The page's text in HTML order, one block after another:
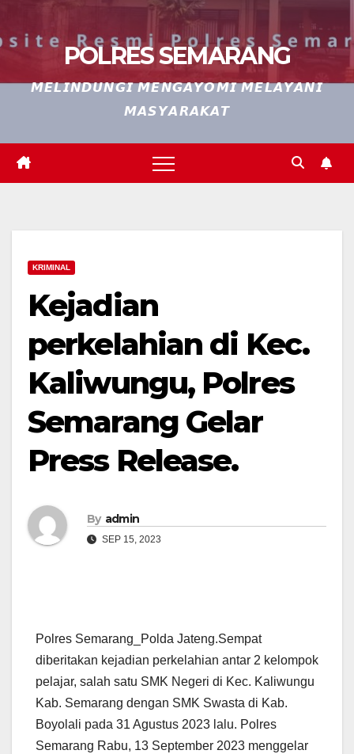
POLRES SEMARANG
𝙈𝙀𝙇𝙄𝙉𝘿𝙐𝙉𝙂𝙄 𝙈𝙀𝙉𝙂𝘼𝙔𝙊𝙈𝙄 𝙈𝙀𝙇𝘼𝙔𝘼𝙉𝙄
𝙈𝘼𝙎𝙔𝘼𝙍𝘼𝙆𝘼𝙏
KRIMINAL
Kejadian
perkelahian di Kec.
Kaliwungu, Polres
Semarang Gelar
Press Release.
By admin
SEP 15, 2023
Polres Semarang_Polda Jateng.Sempat
diberitakan kejadian perkelahian antar 2 kelompok
pelajar, salah satu SMK Negeri di Kec. Kaliwungu
Kab. Semarang dengan SMK Swasta di Kab.
Boyolali pada 31 Agustus 2023 lalu. Polres
Semarang Rabu, 13 September 2023 menggelar